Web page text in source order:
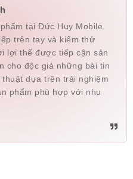
tại Đức Huy Mobile.
trên tay và kiểm thử
lợi thế được tiếp cận sản
cho độc giả những bài tin
dựa trên trải nghiệm
phẩm phù hợp với nhu